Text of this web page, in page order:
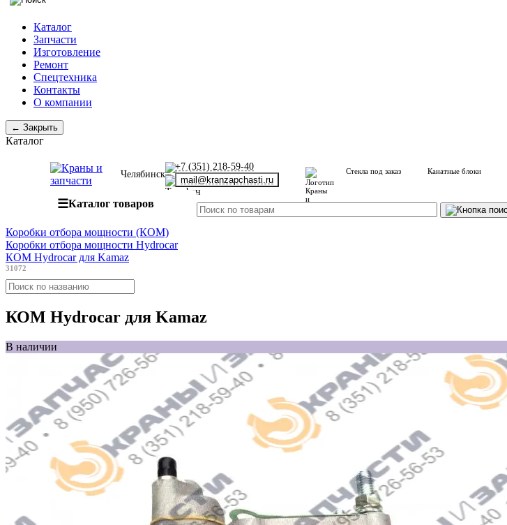
Каталог
Запчасти
Изготовление
Ремонт
Спецтехника
Контакты
О компании
← Закрыть
Каталог
Челябинск
+7 (351) 218-59-40
mail@kranzapchasti.ru
Стекла под заказ Канатные блоки
☰Каталог товаров
Коробки отбора мощности (КОМ)
Коробки отбора мощности Hydrocar
КОМ Hydrocar для Kamaz
31072
КОМ Hydrocar для Kamaz
В наличии